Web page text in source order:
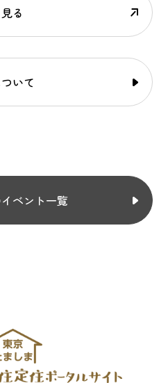
る
いて
ベント一覧